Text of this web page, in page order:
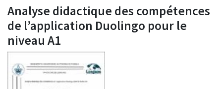
Analyse didactique des compétences
de l’application Duolingo pour le
niveau A1